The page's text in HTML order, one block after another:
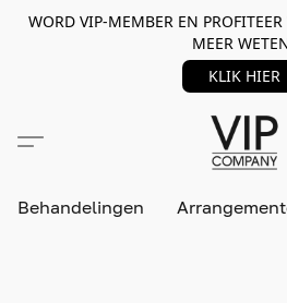
WORD VIP-MEMBER EN
MEER
KLIK HIER
Behandelingen